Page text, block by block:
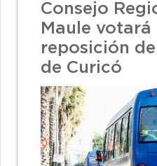
Consejo
Maule votará
reposición
de Curicó